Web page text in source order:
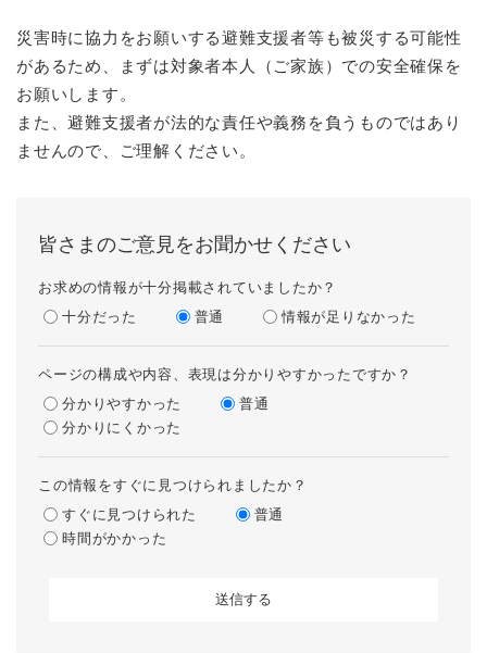
災害時に協力をお願いする避難支援者等も被災する可能性
があるため、まずは対象者本人（ご家族）での安全確保を
お願いします。
また、避難支援者が法的な責任や義務を負うものではあり
ませんので、ご理解ください。
皆さまのご意見をお聞かせください
お求めの情報が十分掲載されていましたか？
十分だった
普通 情報が足りなかった
ページの構成や内容、表現は分かりやすかったですか？
分かりやすかった
普通
分かりにくかった
この情報をすぐに見つけられましたか？
すぐに見つけられた
普通
時間がかかった